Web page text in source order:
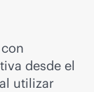
desde el
utilizar